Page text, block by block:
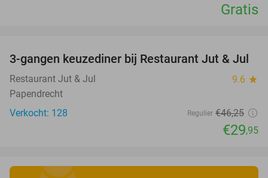
Gratis
35%
3-gangen keuzediner bij Restaurant Jut & Jul
Restaurant Jut & Jul 9.6 star
Papendrecht
Verkocht: 128
Regulier €46,25
€29,95